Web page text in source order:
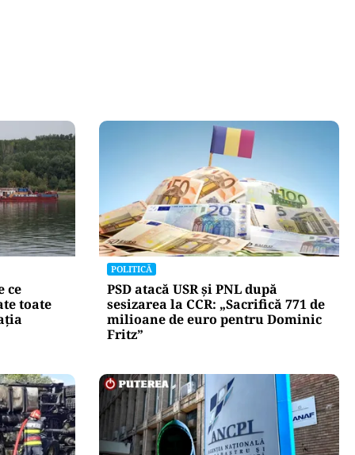
ce
toate
POLITICĂ
PSD atacă USR și PNL după
sesizarea la CCR: „Sacrifică 771 de
milioane de euro pentru Dominic
Fritz”